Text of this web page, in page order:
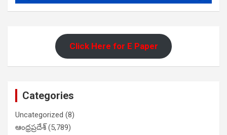
Click Here for E Paper
Categories
Uncategorized (8)
ఆంధ్రప్రదేశ్(5,789)